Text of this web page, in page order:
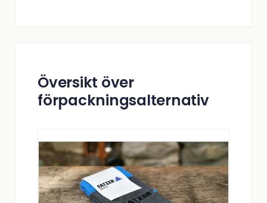
Översikt över
förpackningsalternativ